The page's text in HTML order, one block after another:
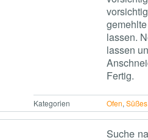
lassen.
lassen
Fertig.
Kategorien Ofen,Süßes
Suche